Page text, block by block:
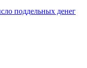
поддельных денег